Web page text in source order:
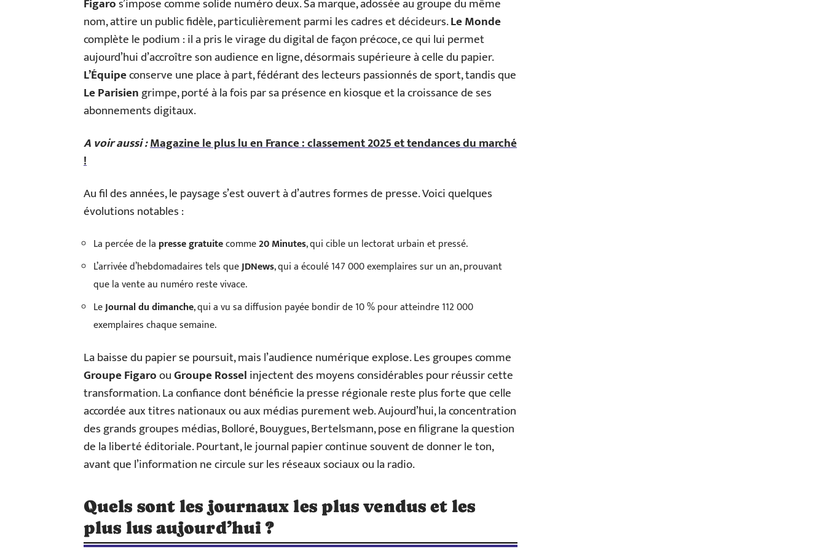
Figaros’impose comme solide numéro deux. Sa marque, adossée au groupe du même
nom, attire un public fidèle, particulièrement parmi les cadres et décideurs.Le Monde
complète le podium : il a pris le virage du digital de façon précoce, ce qui lui permet
aujourd’hui d’accroître son audience en ligne, désormais supérieure à celle du papier.
L’Équipeconserve une place à part, fédérant des lecteurs passionnés de sport, tandis que
Le Parisiengrimpe, porté à la fois par sa présence en kiosque et la croissance de ses
abonnements digitaux.
A voir aussi :Magazine le plus lu en France : classement 2025 et tendances du marché
!
Au fil des années, le paysage s’est ouvert à d’autres formes de presse. Voici quelques
évolutions notables :
La percée de la presse gratuitecomme20 Minutes, qui cible un lectorat urbain et pressé.
L’arrivée d’hebdomadaires tels queJDNews, qui a écoulé 147 000 exemplaires sur un an, prouvant
que la vente au numéro reste vivace.
LeJournal du dimanche, qui a vu sa diffusion payée bondir de 10 % pour atteindre 112 000
exemplaires chaque semaine.
La baisse du papier se poursuit, mais l’audience numérique explose. Les groupes comme
Groupe FigaroouGroupe Rosselinjectent des moyens considérables pour réussir cette
transformation. La confiance dont bénéficie la presse régionale reste plus forte que celle
accordée aux titres nationaux ou aux médias purement web. Aujourd’hui, la concentration
des grands groupes médias, Bolloré, Bouygues, Bertelsmann, pose en filigrane la question
de la liberté éditoriale. Pourtant, le journal papier continue souvent de donner le ton,
avant que l’information ne circule sur les réseaux sociaux ou la radio.
Quels sont les journaux les plus vendus et les
plus lus aujourd’hui ?